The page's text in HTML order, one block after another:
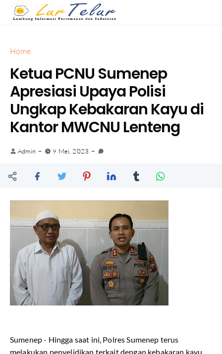
Home
Ketua PCNU Sumenep
Apresiasi Upaya Polisi
Ungkap Kebakaran Kayu di
Kantor MWCNU Lenteng
Admin 9 Mei, 2023
Sumenep - Hingga saat ini, Polres Sumenep terus
melakukan penyelidikan terkait dengan kebakaran kayu